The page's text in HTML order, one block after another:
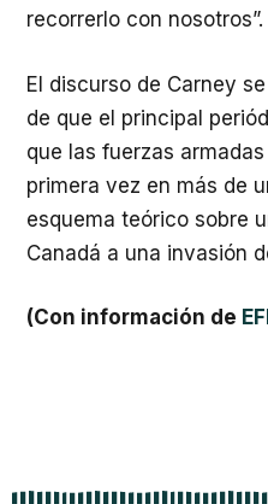
recorrerlo con nosotros”.
El discurso de Carney
de que el principal
que las fuerzas
primera vez en más de
esquema teórico sobre
Canadá a una invasión
(Con información de